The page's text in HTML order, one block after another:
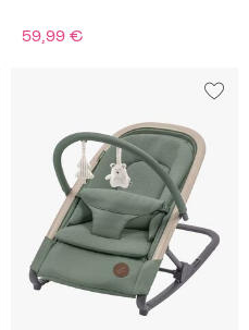
59,99 €